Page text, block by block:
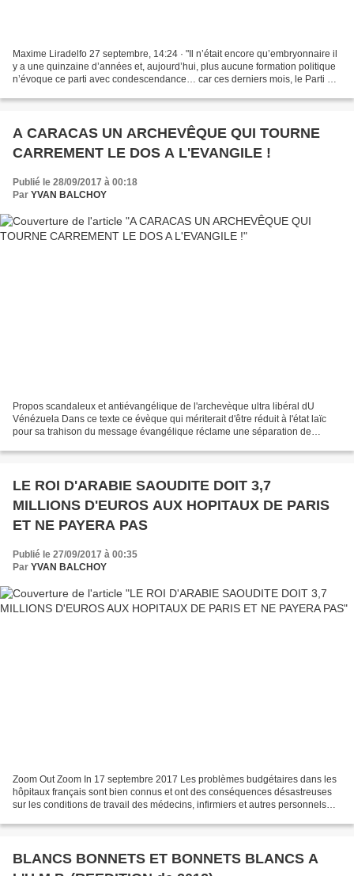
Maxime Liradelfo 27 septembre, 14:24 · "Il n’était encore qu’embryonnaire il
y a une quinzaine d’années et, aujourd’hui, plus aucune formation politique
n’évoque ce parti avec condescendance… car ces derniers mois, le Parti du
A CARACAS UN ARCHEVÊQUE QUI TOURNE
CARREMENT LE DOS A L'EVANGILE !
Publié le 28/09/2017 à 00:18
Par YVAN BALCHOY
Propos scandaleux et antiévangélique de l'archevèque ultra libéral dU
Vénézuela Dans ce texte ce évèque qui mériterait d'être réduit à l'état laïc
pour sa trahison du message évangélique réclame une séparation de
LE ROI D'ARABIE SAOUDITE DOIT 3,7
MILLIONS D'EUROS AUX HOPITAUX DE PARIS
ET NE PAYERA PAS
Publié le 27/09/2017 à 00:35
Par YVAN BALCHOY
Zoom Out Zoom In 17 septembre 2017 Les problèmes budgétaires dans les
hôpitaux français sont bien connus et ont des conséquences désastreuses
sur les conditions de travail des médecins, infirmiers et autres personnels
BLANCS BONNETS ET BONNETS BLANCS A